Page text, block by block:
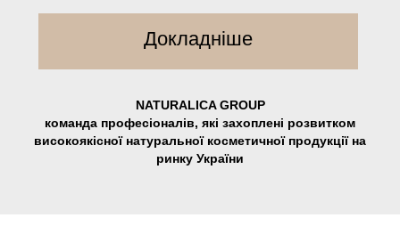
Докладніше
NATURALICA GROUP
команда професіоналів, які захоплені розвитком
високоякісної натуральної косметичної продукції на
ринку України